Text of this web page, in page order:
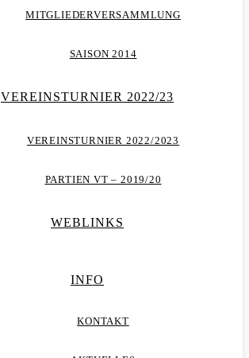
MITGLIEDERVERSAMMLUNG
SAISON 2014
VEREINSTURNIER 2022/23
VEREINSTURNIER 2022/2023
PARTIEN VT – 2019/20
WEBLINKS
INFO
KONTAKT